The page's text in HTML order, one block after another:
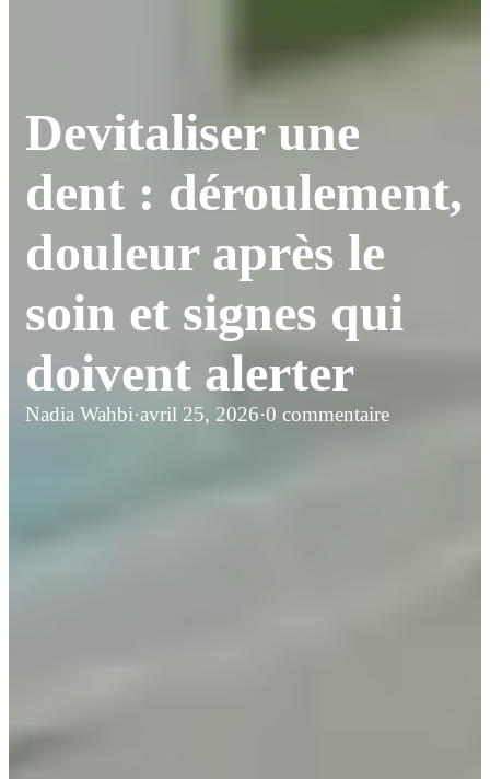
Devitaliser une
dent : déroulement,
douleur après le
soin et signes qui
doivent alerter
Nadia Wahbi·avril 25, 2026·0 commentaire